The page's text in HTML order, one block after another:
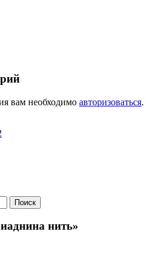
вам необходимо авторизоваться.
нить»